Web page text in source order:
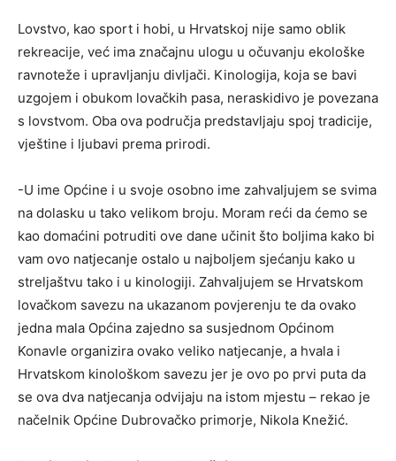
Lovstvo, kao sport i hobi, u Hrvatskoj nije samo oblik
rekreacije, već ima značajnu ulogu u očuvanju ekološke
ravnoteže i upravljanju divljači. Kinologija, koja se bavi
uzgojem i obukom lovačkih pasa, neraskidivo je povezana
s lovstvom. Oba ova područja predstavljaju spoj tradicije,
vještine i ljubavi prema prirodi.
-U ime Općine i u svoje osobno ime zahvaljujem se svima
na dolasku u tako velikom broju. Moram reći da ćemo se
kao domaćini potruditi ove dane učinit što boljima kako bi
vam ovo natjecanje ostalo u najboljem sjećanju kako u
streljaštvu tako i u kinologiji. Zahvaljujem se Hrvatskom
lovačkom savezu na ukazanom povjerenju te da ovako
jedna mala Općina zajedno sa susjednom Općinom
Konavle organizira ovako veliko natjecanje, a hvala i
Hrvatskom kinološkom savezu jer je ovo po prvi puta da
se ova dva natjecanja odvijaju na istom mjestu – rekao je
načelnik Općine Dubrovačko primorje, Nikola Knežić.